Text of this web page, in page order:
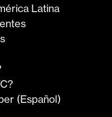
Latina
(Español)